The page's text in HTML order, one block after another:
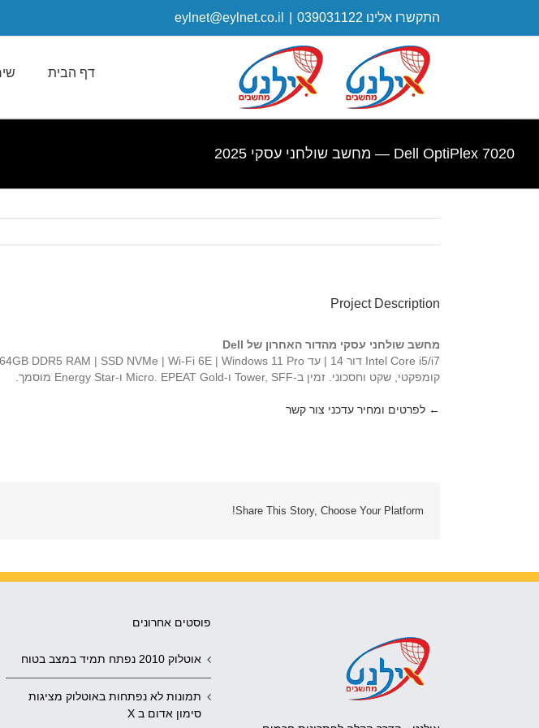
התקשרו אלינו 039031122 eylnet@eylnet.co.il
דף הבית
Dell OptiPlex 7020 — מחשב שולחני עסקי 2025
Project Description
מחשב שולחני עסקי מהדור האחרון של Dell
Intel Core i5/i7 דור 14 | עד 64GB DDR5 RAM | SSD NVMe | Wi-Fi 6E | Windows 11 Pro
קומפקטי, שקט וחסכוני. זמין ב-Tower, SFF ו-Micro. EPEAT Gold ו-Energy Star מוסמך.
← לפרטים ומחיר עדכני צור קשר
Share This Story, Choose Your Platform!
פוסטים אחרונים
אוטלוק 2010 נפתח תמיד במצב בטוח
תמונות לא נפתחות באוטלוק מציגות
סימון אדום ב X